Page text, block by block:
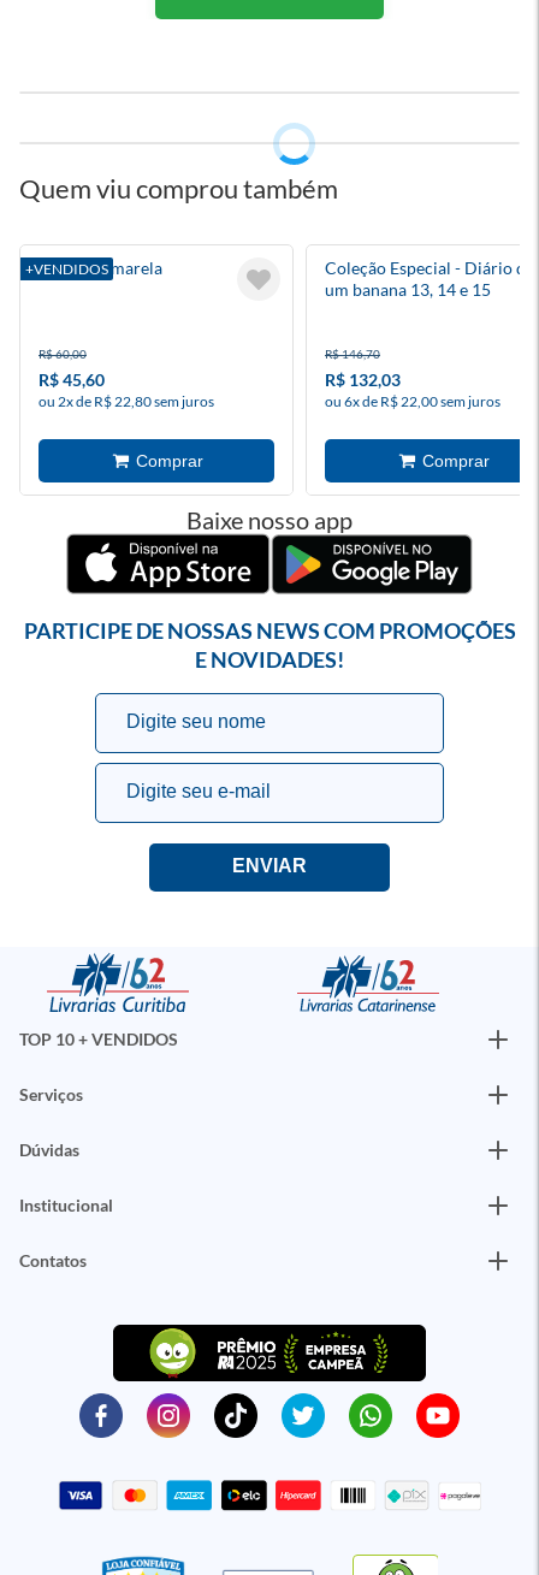
Quem viu comprou também
+VENDIDOS
A Bolsa Amarela
R$ 60,00
R$ 45,60
ou 2x de R$ 22,80 sem juros
Coleção Especial - Diário de
um banana 13, 14 e 15
R$ 146,70
R$ 132,03
ou 6x de R$ 22,00 sem juros
Baixe nosso app
PARTICIPE DE NOSSAS NEWS COM PROMOÇÕES
E NOVIDADES!
TOP 10 + VENDIDOS
Serviços
Dúvidas
Institucional
Contatos